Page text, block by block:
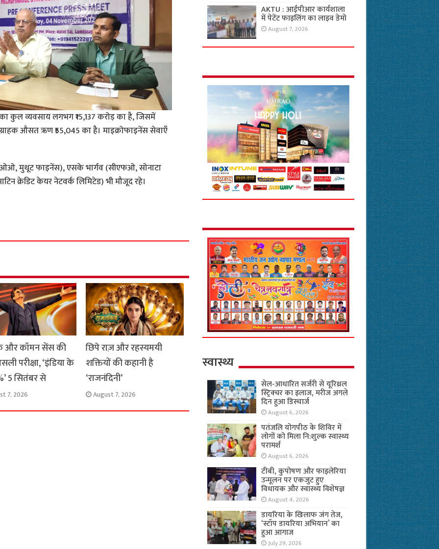
का कुल व्यवसाय लगभग ₹15,137 करोड़ का है, जिसमें
ग्राहक औसत ऋण ₹55,045 का है। माइक्रोफाइनेंस सेवाएँ
सीओओ, मुथूट फाइनेंस), एसके भार्गव (सीएफओ, सोनाटा
क्रेडिट केयर नेटवर्क लिमिटेड) भी मौजूद रहे।
और कॉमन सेंस की
परीक्षा, ‘इंडिया के
5 सितंबर से
7, 2026
छिपे राज़ और रहस्यमयी
शक्तियों की कहानी है
‘राजनंदिनी’
August 7, 2026
AKTU : आईपीआर कार्यशाला
में पेटेंट फाइलिंग का लाइव डेमो
August 7, 2026
स्वास्थ्य
सेल-आधारित सर्जरी से यूरिथ्रल
स्ट्रिक्चर का इलाज, मरीज अगले
दिन हुआ डिस्चार्ज
August 6, 2026
पतंजलि योगपीठ के शिविर में
लोगों को मिला नि:शुल्क स्वास्थ्य
परामर्श
August 6, 2026
टीबी, कुपोषण और फाइलेरिया
उन्मूलन पर एकजुट हुए
विधायक और स्वास्थ्य विशेषज्ञ
August 4, 2026
डायरिया के खिलाफ जंग तेज,
‘स्टॉप डायरिया अभियान’ का
हुआ आगाज
July 29, 2026